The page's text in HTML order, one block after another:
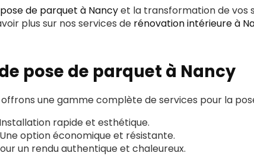
pose de parquet à Nancyet la transformation de vos
plus sur nos services de rénovation intérieure à
pose de parquet à Nancy
offrons une gamme complète de services pour la
rapide et esthétique.
option économique et résistante.
un rendu authentique et chaleureux.